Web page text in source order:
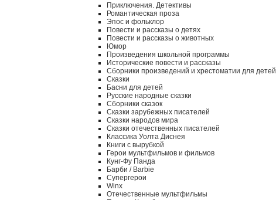
Приключения. Детективы
Романтическая проза
Эпос и фольклор
Повести и рассказы о детях
Повести и рассказы о животных
Юмор
Произведения школьной программы
Исторические повести и рассказы
Сборники произведений и хрестоматии для детей
Сказки
Басни для детей
Русские народные сказки
Сборники сказок
Сказки зарубежных писателей
Сказки народов мира
Сказки отечественных писателей
Классика Уолта Диснея
Книги с вырубкой
Герои мультфильмов и фильмов
Кунг-Фу Панда
Барби / Barbie
Супергерои
Winx
Отечественные мультфильмы